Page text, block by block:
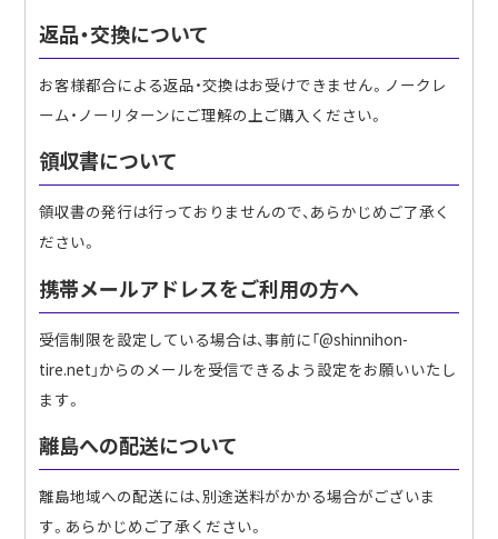
返品・交換について
お客様都合による返品・交換はお受けできません。ノークレ
ーム・ノーリターンにご理解の上ご購入ください。
領収書について
領収書の発行は行っておりませんので、あらかじめご了承く
ださい。
携帯メールアドレスをご利用の方へ
受信制限を設定している場合は、事前に「@shinnihon-
tire.net」からのメールを受信できるよう設定をお願いいたし
ます。
離島への配送について
離島地域への配送には、別途送料がかかる場合がございま
す。あらかじめご了承ください。